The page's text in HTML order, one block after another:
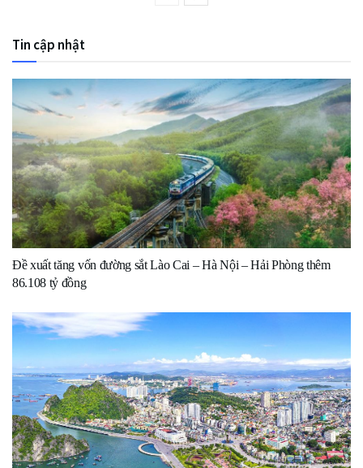
Tin cập nhật
Đề xuất tăng vốn đường sắt Lào Cai – Hà Nội – Hải Phòng thêm
86.108 tỷ đồng